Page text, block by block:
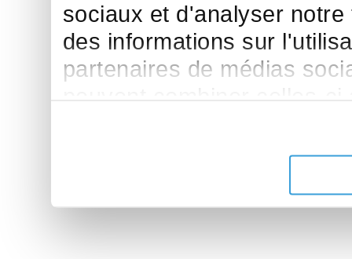
sociaux et d'analyser
des informations sur
partenaires de médias